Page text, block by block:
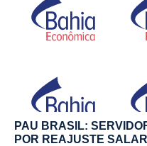
PAU BRASIL:
POR REAJUSTE